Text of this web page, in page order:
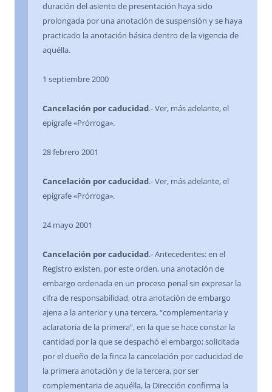
duración del asiento de presentación haya sido
prolongada por una anotación de suspensión y se haya
practicado la anotación básica dentro de la vigencia de
aquélla.
1 septiembre 2000
Cancelación por caducidad.- Ver, más adelante, el
epígrafe «Prórroga».
28 febrero 2001
Cancelación por caducidad.- Ver, más adelante, el
epígrafe «Prórroga».
24 mayo 2001
Cancelación por caducidad.- Antecedentes: en el
Registro existen, por este orden, una anotación de
embargo ordenada en un proceso penal sin expresar la
cifra de responsabilidad, otra anotación de embargo
ajena a la anterior y una tercera, “complementaria y
aclaratoria de la primera”, en la que se hace constar la
cantidad por la que se despachó el embargo; solicitada
por el dueño de la finca la cancelación por caducidad de
la primera anotación y de la tercera, por ser
complementaria de aquélla, la Dirección confirma la